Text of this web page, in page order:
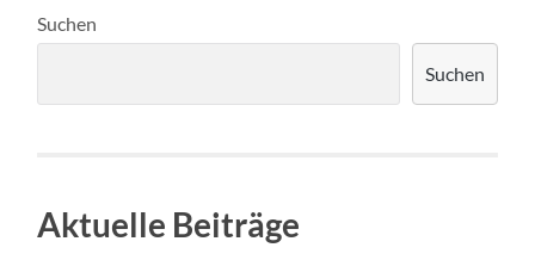
Suchen
Suchen
Aktuelle Beiträge